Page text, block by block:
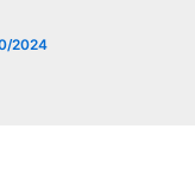
2024